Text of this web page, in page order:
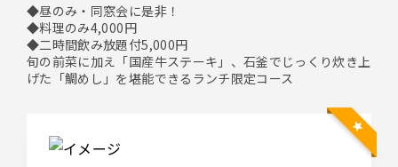
◆昼のみ・同窓会に是非！
◆料理のみ4,000円
◆二時間飲み放題付5,000円
旬の前菜に加え「国産牛ステーキ」、石釜でじっくり炊き上
げた「鯛めし」を堪能できるランチ限定コース